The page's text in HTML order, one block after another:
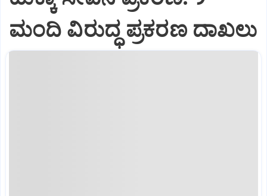
ಮಂದಿ ವಿರುದ್ಧ ಪ್ರಕರಣ ದಾಖಲು